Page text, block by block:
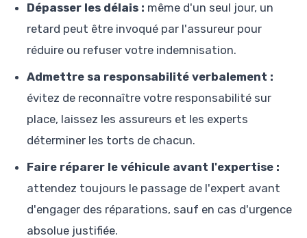
Dépasser les délais : même d'un seul jour, un
retard peut être invoqué par l'assureur pour
réduire ou refuser votre indemnisation.
Admettre sa responsabilité verbalement :
évitez de reconnaître votre responsabilité sur
place, laissez les assureurs et les experts
déterminer les torts de chacun.
Faire réparer le véhicule avant l'expertise :
attendez toujours le passage de l'expert avant
d'engager des réparations, sauf en cas d'urgence
absolue justifiée.